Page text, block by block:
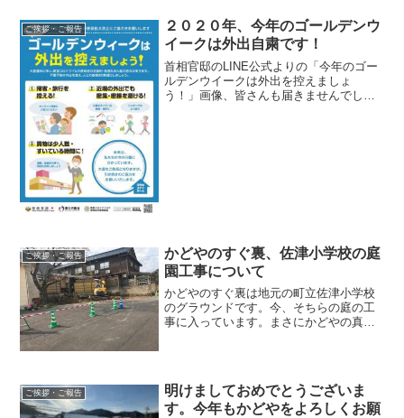
に合わないからです。
ご挨拶・ご報告
２０２０年、今年のゴールデンウ
イークは外出自粛です！
首相官邸のLINE公式よりの「今年のゴー
ルデンウイークは外出を控えましょ
う！」画像、皆さんも届きませんでした
ご挨拶・ご報告
かどやのすぐ裏、佐津小学校の庭
園工事について
かどやのすぐ裏は地元の町立佐津小学校
のグラウンドです。今、そちらの庭の工
事に入っています。まさにかどやの真
なるべく大きな音の機器は15時までにし
て下さい、とお願いしています。
ご挨拶・ご報告
明けましておめでとうございま
す。今年もかどやをよろしくお願